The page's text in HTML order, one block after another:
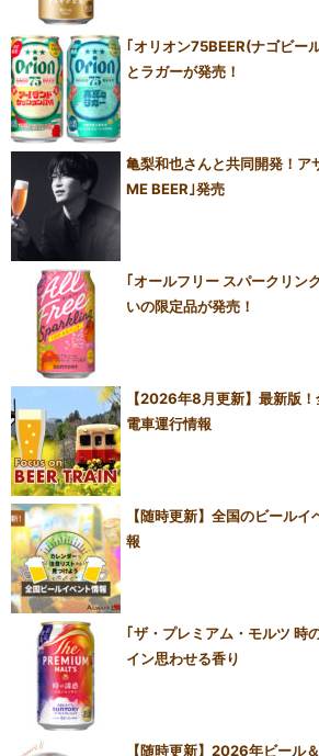
｢オリオン75BEER(ナゴビー
とラガーが発売！
亀梨和也さんと共同開発！ア
ME BEER｣発売
｢オールフリー スパークリン
いの限定品が発売！
【2026年8月更新】最新版
電車運行情報
【随時更新】全国のビール
報
｢ザ・プレミアム・モルツ 時
イン思わせる香り
【随時更新】2026年ビール